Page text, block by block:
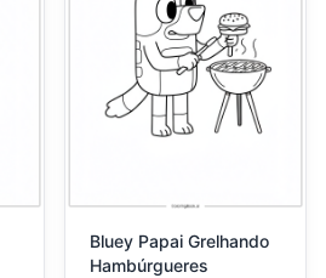
Bluey Papai Grelhando
Hambúrgueres